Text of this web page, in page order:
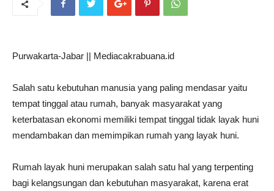
Purwakarta-Jabar || Mediacakrabuana.id
Salah satu kebutuhan manusia yang paling mendasar yaitu
tempat tinggal atau rumah, banyak masyarakat yang
keterbatasan ekonomi memiliki tempat tinggal tidak layak huni
mendambakan dan memimpikan rumah yang layak huni.
Rumah layak huni merupakan salah satu hal yang terpenting
bagi kelangsungan dan kebutuhan masyarakat, karena erat